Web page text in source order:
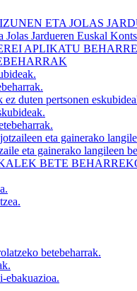
ETA JOLAS
Jolas Jardueren Euskal
APLIKATU
duten pertsonen
eta gainerako
eta gainerako langileen
BETE
betebeharrak.
ebakuazioa.